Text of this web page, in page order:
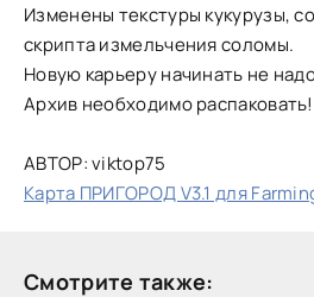
Изменены текстуры кукурузы,
скрипта измельчения соломы.
Новую карьеру начинать не
Архив необходимо распаковать!
АВТОР: viktop75
Карта ПРИГОРОД V3.1 для
Смотрите также: